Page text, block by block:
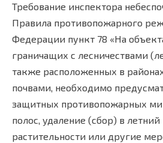
Требование инспектора
Правила противопожарного
Федерации пункт 78 «На
граничащих с лесничествами
также расположенных в
почвами, необходимо
защитных противопожарных
полос, удаление (сбор) в
растительности или другие